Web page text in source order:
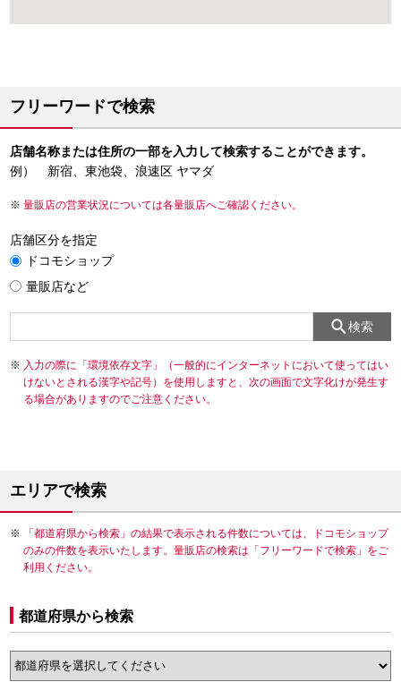
フリーワードで検索
店舗名称または住所の一部を入力して検索することができます。
例） 新宿、東池袋、浪速区 ヤマダ
量販店の営業状況については各量販店へご確認ください。
店舗区分を指定
ドコモショップ
量販店など
検索
入力の際に「環境依存文字」（一般的にインターネットにおいて使ってはい
けないとされる漢字や記号）を使用しますと、次の画面で文字化けが発生す
る場合がありますのでご注意ください。
エリアで検索
「都道府県から検索」の結果で表示される件数については、ドコモショップ
のみの件数を表示いたします。量販店の検索は「フリーワードで検索」をご
利用ください。
都道府県から検索